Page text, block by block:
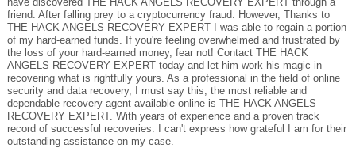
friend. After falling prey to a cryptocurrency fraud. However, Thanks to
THE HACK ANGELS RECOVERY EXPERT I was able to regain a portion
of my hard-earned funds. If you're feeling overwhelmed and frustrated by
the loss of your hard-earned money, fear not! Contact THE HACK
ANGELS RECOVERY EXPERT today and let him work his magic in
recovering what is rightfully yours. As a professional in the field of online
security and data recovery, I must say this, the most reliable and
dependable recovery agent available online is THE HACK ANGELS
RECOVERY EXPERT. With years of experience and a proven track
record of successful recoveries. I can't express how grateful I am for their
outstanding assistance on my case.